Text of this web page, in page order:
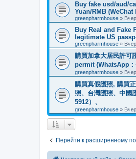
Buy fake usd/aud/
Yuan/RMB
greenpharmhouse »
Buy Real and Fake
legitimate US
greenpharmhouse »
購買加拿大居民許可
permit (WhatsApp：
greenpharmhouse »
購買真假護照, 購買
照、台灣護照、中國
5912）、
greenpharmhouse »
Перейти к расширенному